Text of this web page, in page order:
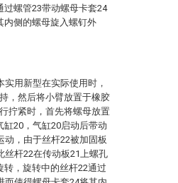
过螺管23带动螺母卡套24
内侧的螺母旋入螺钉外
用新型在实际使用时，
，然后将小臂放置于橡胶
拧紧时，首先将螺母放置
20，气缸20启动后带动
动，由于丝杆22被加固板
丝杆22在传动板21上螺孔
转，旋转中的丝杆22通过